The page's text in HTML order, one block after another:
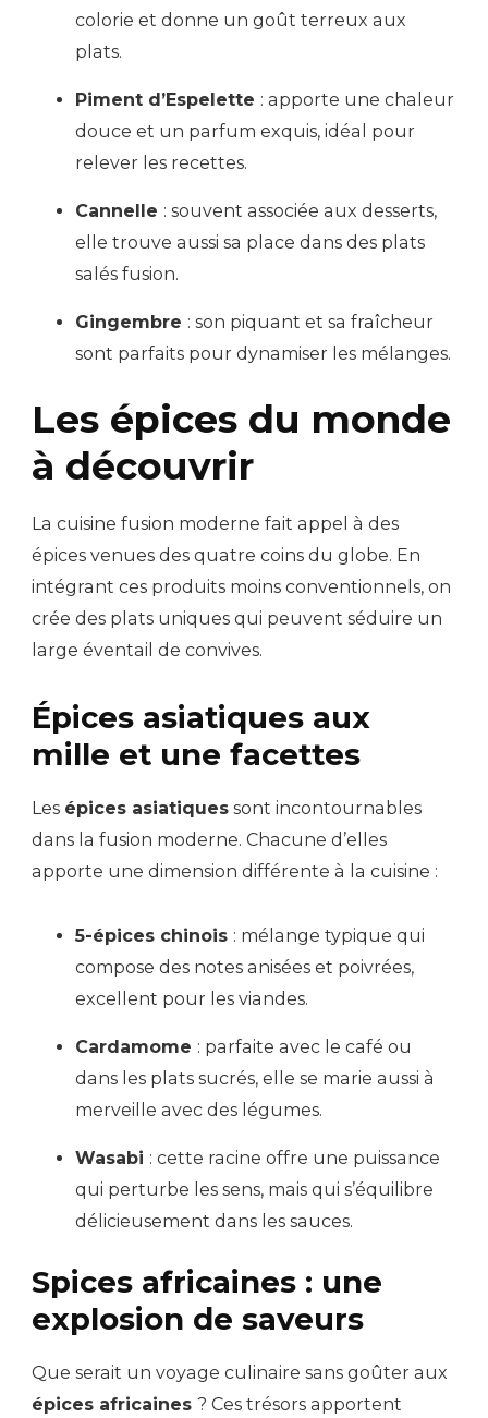
colorie et donne un goût terreux aux
plats.
Piment d’Espelette : apporte une chaleur
douce et un parfum exquis, idéal pour
relever les recettes.
Cannelle : souvent associée aux desserts,
elle trouve aussi sa place dans des plats
salés fusion.
Gingembre : son piquant et sa fraîcheur
sont parfaits pour dynamiser les mélanges.
Les épices du monde
à découvrir
La cuisine fusion moderne fait appel à des
épices venues des quatre coins du globe. En
intégrant ces produits moins conventionnels, on
crée des plats uniques qui peuvent séduire un
large éventail de convives.
Épices asiatiques aux
mille et une facettes
Les épices asiatiques sont incontournables
dans la fusion moderne. Chacune d’elles
apporte une dimension différente à la cuisine :
5-épices chinois : mélange typique qui
compose des notes anisées et poivrées,
excellent pour les viandes.
Cardamome : parfaite avec le café ou
dans les plats sucrés, elle se marie aussi à
merveille avec des légumes.
Wasabi : cette racine offre une puissance
qui perturbe les sens, mais qui s’équilibre
délicieusement dans les sauces.
Spices africaines : une
explosion de saveurs
Que serait un voyage culinaire sans goûter aux
épices africaines ? Ces trésors apportent